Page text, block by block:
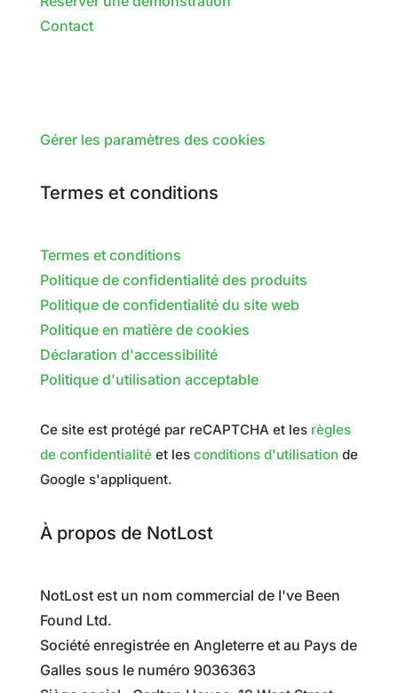
Contact
Gérer les paramètres des cookies
Termes et conditions
Termes et conditions
Politique de confidentialité des produits
Politique de confidentialité du site web
Politique en matière de cookies
Déclaration d'accessibilité
Politique d'utilisation acceptable
Ce site est protégé par reCAPTCHA et les règles
de confidentialitéet les conditions d'utilisation de
Google s'appliquent.
À propos de NotLost
NotLost est un nom commercial de I've Been
Found Ltd.
Société enregistrée en Angleterre et au Pays de
Galles sous le numéro 9036363